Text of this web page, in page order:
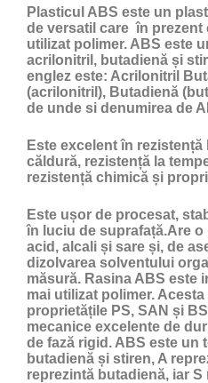
Plasticul ABS este un
de versatil care în prezent
utilizat polimer. ABS este
acrilonitril, butadienă și
englez este: Acrilonitril
(acrilonitril), Butadienă
de unde si denumirea de
Este excelent în
căldură, rezistență la
rezistență chimică și
Este ușor de procesat,
în luciu de suprafață.Are
acid, alcali și sare și, de
dizolvarea solventului
măsură. Rasina ABS este
mai utilizat polimer.
proprietățile PS, SAN și
mecanice excelente de
de fază rigid. ABS este un
butadienă și stiren, A
reprezintă butadienă, iar